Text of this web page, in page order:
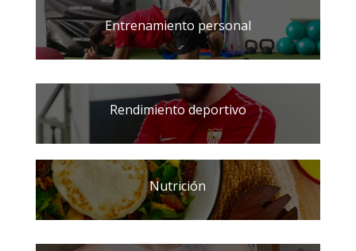
Entrenamiento personal
Rendimiento deportivo
Nutrición